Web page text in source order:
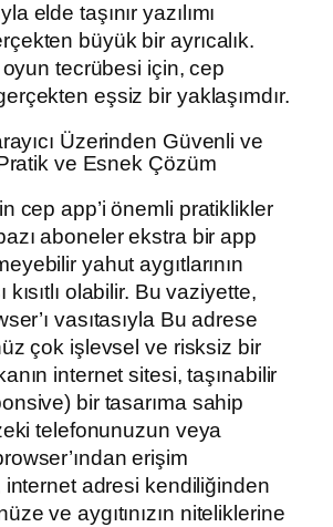
elde taşınır yazılımı
büyük bir ayrıcalık.
tecrübesi için, cep
eşsiz bir yaklaşımdır.
Üzerinden Güvenli ve
ve Esnek Çözüm
cep app’i önemli pratiklikler
aboneler ekstra bir app
yahut aygıtlarının
kısıtlı olabilir. Bu vaziyette,
vasıtasıyla Bu adrese
çok işlevsel ve risksiz bir
internet sitesi, taşınabilir
bir tasarıma sahip
telefonunuzun veya
erişim
internet adresi kendiliğinden
ve aygıtınızın niteliklerine